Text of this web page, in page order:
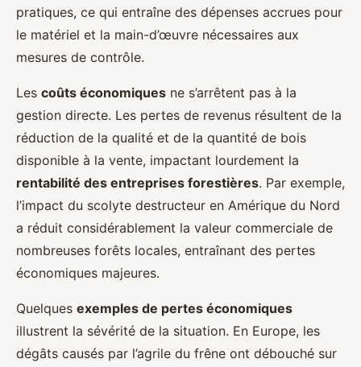
pratiques, ce qui entraîne des dépenses accrues pour
le matériel et la main-d’œuvre nécessaires aux
mesures de contrôle.
Les coûts économiques ne s’arrêtent pas à la
gestion directe. Les pertes de revenus résultent de la
réduction de la qualité et de la quantité de bois
disponible à la vente, impactant lourdement la
rentabilité des entreprises forestières. Par exemple,
l’impact du scolyte destructeur en Amérique du Nord
a réduit considérablement la valeur commerciale de
nombreuses forêts locales, entraînant des pertes
économiques majeures.
Quelques exemples de pertes économiques
illustrent la sévérité de la situation. En Europe, les
dégâts causés par l’agrile du frêne ont débouché sur